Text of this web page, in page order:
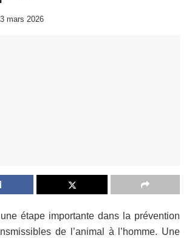
mars 2026
étape importante dans la prévention
de l’animal à l’homme. Une